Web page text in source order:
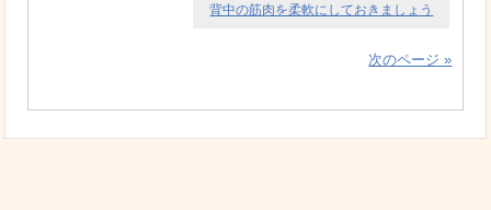
背中の筋肉を柔軟にしておきましょう
次のページ »